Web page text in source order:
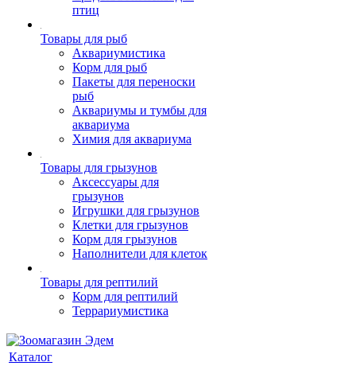
птиц
Товары для рыб
Аквариумистика
Корм для рыб
Пакеты для переноски
рыб
Аквариумы и тумбы для
аквариума
Химия для аквариума
Товары для грызунов
Аксессуары для
грызунов
Игрушки для грызунов
Клетки для грызунов
Корм для грызунов
Наполнители для клеток
Товары для рептилий
Корм для рептилий
Террариумистика
Каталог